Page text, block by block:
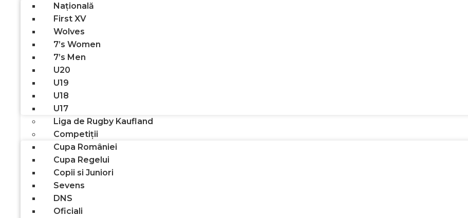
Națională
First XV
Wolves
7’s Women
7’s Men
U20
U19
U18
U17
Liga de Rugby Kaufland
Competiții
Cupa României
Cupa Regelui
Copii si Juniori
Sevens
DNS
Oficiali